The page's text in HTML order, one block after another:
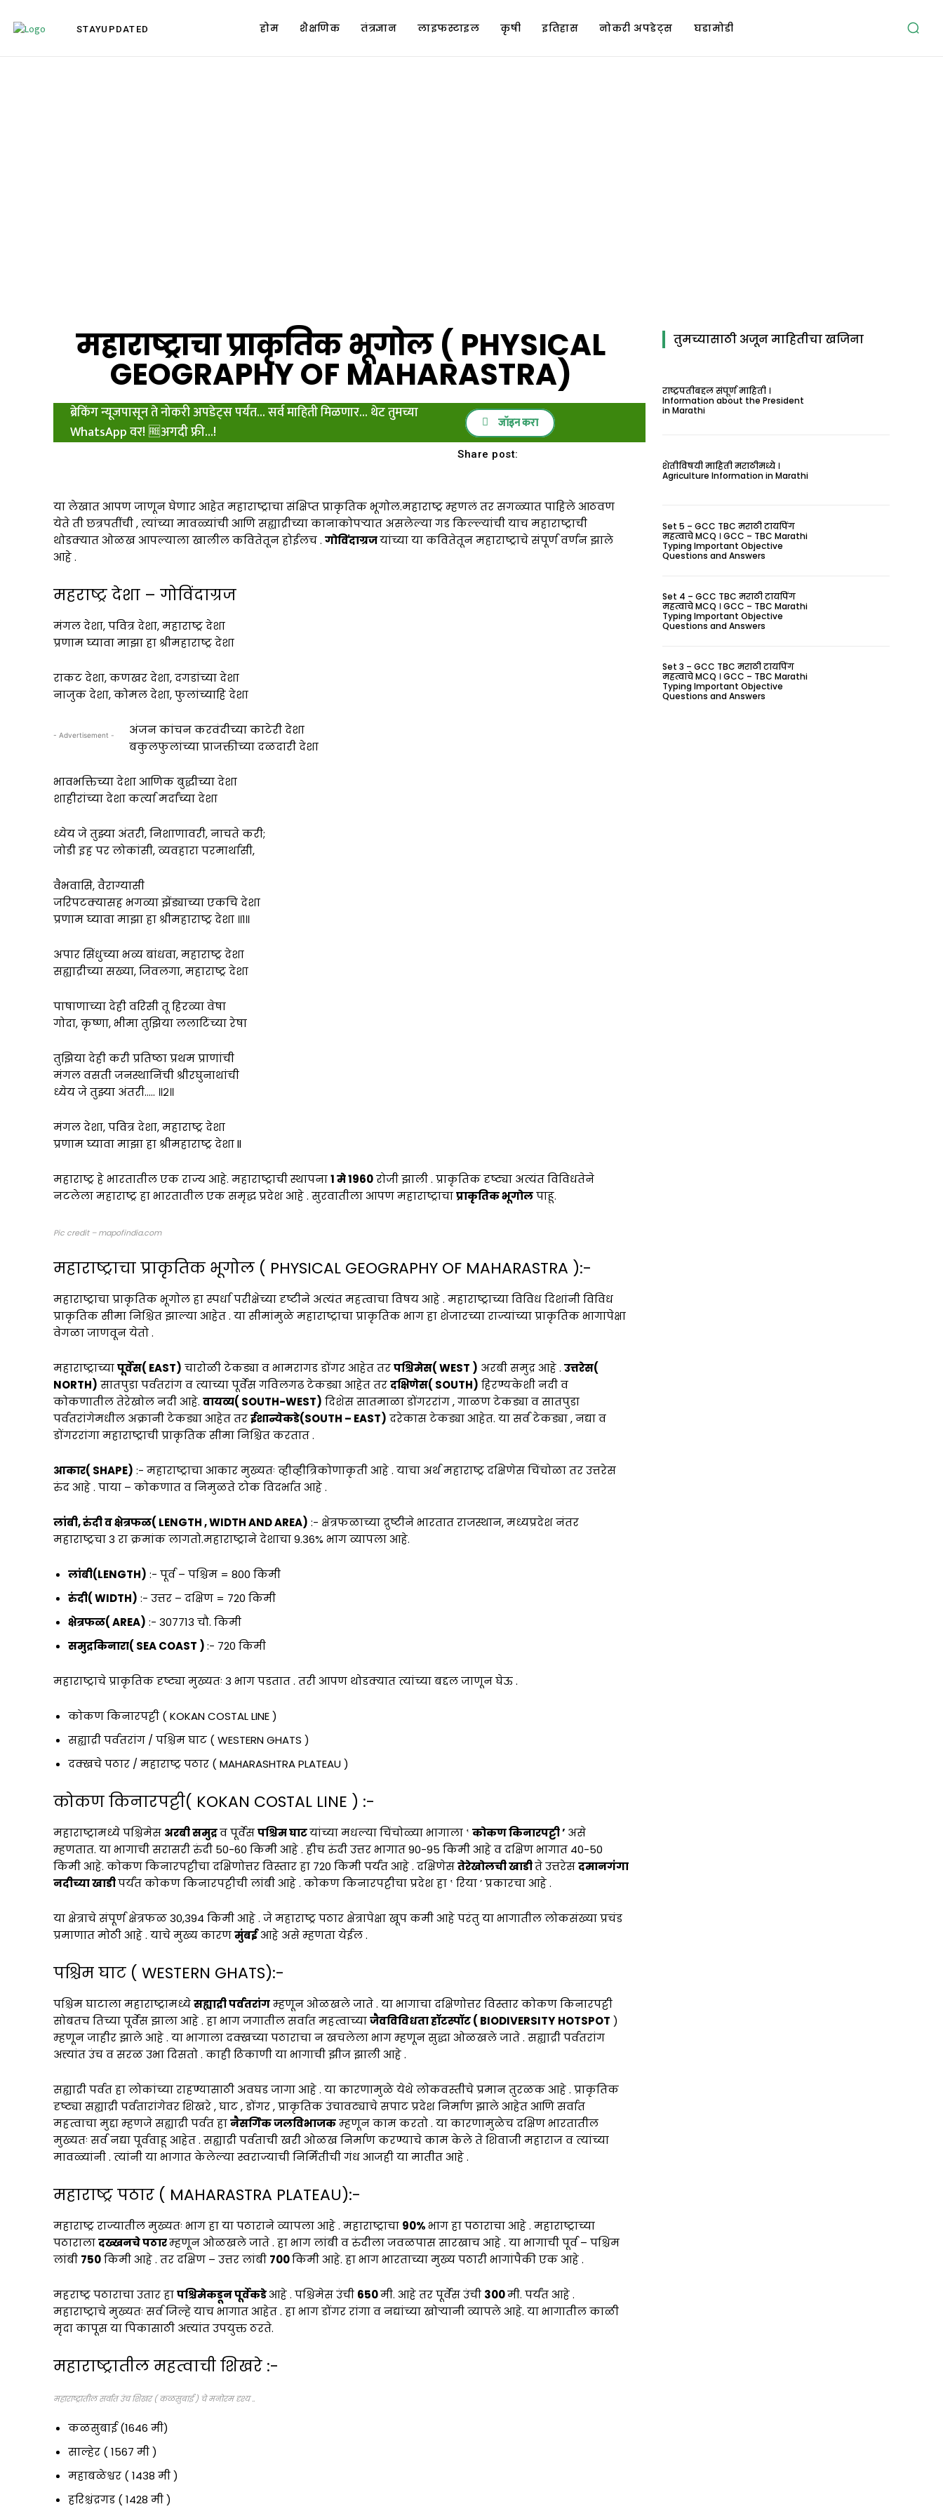
STAYUPDATED होम शैक्षणिक तंत्रज्ञान लाइफस्टाइल कृषी इतिहास नोकरी अपडेट्स घडामोडी
महाराष्ट्राचा प्राकृतिक भूगोल ( PHYSICAL
GEOGRAPHY OF MAHARASTRA)
ब्रेकिंग न्यूजपासून ते नोकरी अपडेट्स पर्यंत... सर्व माहिती मिळणार... थेट तुमच्या
WhatsApp वर! 🆓अगदी फ्री...!
जॉइन करा
Share post:
या लेखात आपण जाणून घेणार आहेत महाराष्ट्राचा संक्षिप्त प्राकृतिक भूगोल.महाराष्ट्र म्हणलं तर सगळ्यात पाहिले आठवण
येते ती छत्रपतींची , त्यांच्या मावळ्यांची आणि सह्याद्रीच्या कानाकोपऱ्यात असलेल्या गड किल्ल्यांची याच महाराष्ट्राची
थोडक्यात ओळख आपल्याला खालील कवितेतून होईलच . गोविंदाग्रजयांच्या या कवितेतून महाराष्ट्राचे संपूर्ण वर्णन झाले
आहे .
महराष्ट्र देशा – गोविंदाग्रज
मंगल देशा, पवित्र देशा, महाराष्ट्र देशा
प्रणाम घ्यावा माझा हा श्रीमहाराष्ट्र देशा
राकट देशा, कणखर देशा, दगडांच्या देशा
नाजुक देशा, कोमल देशा, फुलांच्याहि देशा
- Advertisement -
अंजन कांचन करवंदीच्या काटेरी देशा
बकुलफुलांच्या प्राजक्तीच्या दळदारी देशा
भावभक्तिच्या देशा आणिक बुद्धीच्या देशा
शाहीरांच्या देशा कर्त्या मर्दांच्या देशा
ध्येय जे तुझ्या अंतरी, निशाणावरी, नाचते करी;
जोडी इह पर लोकांसी, व्यवहारा परमार्थासी,
वैभवासि, वैराग्यासी
जरिपटक्यासह भगव्या झेंड्याच्या एकचि देशा
प्रणाम घ्यावा माझा हा श्रीमहाराष्ट्र देशा ॥१॥
अपार सिंधुच्या भव्य बांधवा, महाराष्ट्र देशा
सह्याद्रीच्या सख्या, जिवलगा, महाराष्ट्र देशा
पाषाणाच्या देही वरिसी तू हिरव्या वेषा
गोदा, कृष्णा, भीमा तुझिया ललाटिंच्या रेषा
तुझिया देही करी प्रतिष्ठा प्रथम प्राणांची
मंगल वसती जनस्थानिंची श्रीरघुनाथांची
ध्येय जे तुझ्या अंतरी….. ॥२॥
मंगल देशा, पवित्र देशा, महाराष्ट्र देशा
प्रणाम घ्यावा माझा हा श्रीमहाराष्ट्र देशा ll
महाराष्ट्र हे भारतातील एक राज्य आहे. महाराष्ट्राची स्थापना1 मे 1960रोजी झाली . प्राकृतिक दृष्ट्या अत्यंत विविधतेने
नटलेला महाराष्ट्र हा भारतातील एक समृद्ध प्रदेश आहे . सुरवातीला आपण महाराष्ट्राचाप्राकृतिक भूगोलपाहू.
Pic credit – mapofindia.com
महाराष्ट्राचा प्राकृतिक भूगोल ( PHYSICAL GEOGRAPHY OF MAHARASTRA ):-
महाराष्ट्राचा प्राकृतिक भूगोल हा स्पर्धा परीक्षेच्या दृष्टीने अत्यंत महत्वाचा विषय आहे . महाराष्ट्राच्या विविध दिशांनी विविध
प्राकृतिक सीमा निश्चित झाल्या आहेत . या सीमांमुळे महाराष्ट्राचा प्राकृतिक भाग हा शेजारच्या राज्यांच्या प्राकृतिक भागापेक्षा
वेगळा जाणवून येतो .
महाराष्ट्राच्यापूर्वेस( EAST) चारोळी टेकड्या व भामरागड डोंगर आहेत तरपश्चिमेस( WEST ) अरबी समुद्र आहे . उत्तरेस(
NORTH) सातपुडा पर्वतरांग व त्याच्या पूर्वेस गविलगढ टेकड्या आहेत तरदक्षिणेस( SOUTH) हिरण्यकेशी नदी व
कोकणातील तेरेखोल नदी आहे. वायव्य( SOUTH-WEST) दिशेस सातमाळा डोंगररांग , गाळण टेकड्या व सातपुडा
पर्वतरांगेमधील अक्रानी टेकड्या आहेत तरईशान्येकडे(SOUTH – EAST) दरेकास टेकड्या आहेत. या सर्व टेकड्या , नद्या व
डोंगररांगा महाराष्ट्राची प्राकृतिक सीमा निश्चित करतात .
आकार( SHAPE) :- महाराष्ट्राचा आकार मुख्यतः व्हीव्हीत्रिकोणाकृती आहे . याचा अर्थ महाराष्ट्र दक्षिणेस चिंचोळा तर उत्तरेस
रुंद आहे . पाया – कोकणात व निमुळते टोक विदर्भात आहे .
लांबी, रुंदी व क्षेत्रफळ( LENGTH , WIDTH AND AREA) :- क्षेत्रफळाच्या द्रुष्टीने भारतात राजस्थान, मध्यप्रदेश नंतर
महाराष्ट्रचा 3 रा क्रमांक लागतो.महाराष्ट्राने देशाचा 9.36% भाग व्यापला आहे.
लांबी(LENGTH) :- पूर्व – पश्चिम = 800 किमी
रुंदी( WIDTH) :- उत्तर – दक्षिण = 720 किमी
क्षेत्रफळ( AREA) :- 307713 चौ. किमी
समुद्रकिनारा( SEA COAST ):- 720 किमी
महाराष्ट्राचे प्राकृतिक दृष्ट्या मुख्यतः 3 भाग पडतात . तरी आपण थोडक्यात त्यांच्या बद्दल जाणून घेऊ .
कोकण किनारपट्टी ( KOKAN COSTAL LINE )
सह्याद्री पर्वतरांग / पश्चिम घाट ( WESTERN GHATS )
दक्खचे पठार / महाराष्ट्र पठार ( MAHARASHTRA PLATEAU )
कोकण किनारपट्टी( KOKAN COSTAL LINE ) :-
महाराष्ट्रामध्ये पश्चिमेस अरबी समुद्रव पूर्वेसपश्चिम घाटयांच्या मधल्या चिंचोळ्या भागाला ‛ कोकण किनारपट्टी ’ असे
म्हणतात. या भागाची सरासरी रुंदी 50-60 किमी आहे . हीच रुंदी उत्तर भागात 90-95 किमी आहे व दक्षिण भागात 40-50
किमी आहे. कोकण किनारपट्टीचा दक्षिणोत्तर विस्तार हा 720 किमी पर्यंत आहे . दक्षिणेसतेरेखोलची खाडीते उत्तरेसदमानगंगा
नदीच्या खाडीपर्यंत कोकण किनारपट्टीची लांबी आहे . कोकण किनारपट्टीचा प्रदेश हा ‛ रिया ’ प्रकारचा आहे .
या क्षेत्राचे संपूर्ण क्षेत्रफळ 30,394 किमी आहे . जे महाराष्ट्र पठार क्षेत्रापेक्षा खूप कमी आहे परंतु या भागातील लोकसंख्या प्रचंड
प्रमाणात मोठी आहे . याचे मुख्य कारणमुंबईआहे असे म्हणता येईल .
पश्चिम घाट ( WESTERN GHATS):-
पश्चिम घाटाला महाराष्ट्रामध्येसह्याद्री पर्वतरांगम्हणून ओळखले जाते . या भागाचा दक्षिणोत्तर विस्तार कोकण किनारपट्टी
सोबतच तिच्या पूर्वेस झाला आहे . हा भाग जगातील सर्वात महत्वाच्याजैवविविधता हॉटस्पॉट ( BIODIVERSITY HOTSPOT )
म्हणून जाहीर झाले आहे . या भागाला दक्खच्या पठाराचा न खचलेला भाग म्हणून सुद्धा ओळखले जाते . सह्याद्री पर्वतरांग
अत्त्यांत उंच व सरळ उभा दिसतो . काही ठिकाणी या भागाची झीज झाली आहे .
सह्याद्री पर्वत हा लोकांच्या राहण्यासाठी अवघड जागा आहे . या कारणामुळे येथे लोकवस्तीचे प्रमान तुरळक आहे . प्राकृतिक
दृष्ट्या सह्याद्री पर्वतारांगेवर शिखरे , घाट , डोंगर , प्राकृतिक उंचावट्याचे सपाट प्रदेश निर्माण झाले आहेत आणि सर्वात
महत्वाचा मुद्दा म्हणजे सह्याद्री पर्वत हानैसर्गिक जलविभाजकम्हणून काम करतो . या कारणामुळेच दक्षिण भारतातील
मुख्यतः सर्व नद्या पूर्ववाहू आहेत . सह्याद्री पर्वताची खरी ओळख निर्माण करण्याचे काम केले ते शिवाजी महाराज व त्यांच्या
मावळ्यांनी . त्यांनी या भागात केलेल्या स्वराज्याची निर्मितीची गंध आजही या मातीत आहे .
महाराष्ट्र पठार ( MAHARASTRA PLATEAU):-
महाराष्ट्र राज्यातील मुख्यतः भाग हा या पठाराने व्यापला आहे . महाराष्ट्राचा 90%भाग हा पठाराचा आहे . महाराष्ट्राच्या
पठारालादख्खनचे पठारम्हणून ओळखले जाते . हा भाग लांबी व रुंदीला जवळपास सारखाच आहे . या भागाची पूर्व – पश्चिम
लांबी 750किमी आहे . तर दक्षिण – उत्तर लांबी 700किमी आहे. हा भाग भारताच्या मुख्य पठारी भागांपैकी एक आहे .
महराष्ट्र पठाराचा उतार हापश्चिमेकडून पूर्वेकडेआहे . पश्चिमेस उंची 650मी. आहे तर पूर्वेस उंची 300मी. पर्यंत आहे .
महाराष्ट्राचे मुख्यतः सर्व जिल्हे याच भागात आहेत . हा भाग डोंगर रांगा व नद्यांच्या खोऱ्यानी व्यापले आहे. या भागातील काळी
मृदा कापूस या पिकासाठी अत्त्यांत उपयुक्त ठरते.
महाराष्ट्रातील महत्वाची शिखरे :-
महाराष्ट्रातील सर्वात उंच शिखर ( कळसुबाई ) चे मनोरम दृश्य ..
कळसुबाई (1646 मी)
साल्हेर ( 1567 मी )
महाबळेश्वर ( 1438 मी )
हरिश्चंद्रगड ( 1428 मी )
तुमच्यासाठी अजून माहितीचा खजिना
All
Marathi Typing
Marathi Vyakaran Practice Tests
राष्ट्रपतीबद्दल संपूर्ण माहिती ।
Information about the President
in Marathi
शेतीविषयी माहिती मराठीमध्ये ।
Agriculture Information in Marathi
Set 5 – GCC TBC मराठी टायपिंग
महत्वाचे MCQ । GCC – TBC Marathi
Typing Important Objective
Questions and Answers
Set 4 – GCC TBC मराठी टायपिंग
महत्वाचे MCQ । GCC – TBC Marathi
Typing Important Objective
Questions and Answers
Set 3 – GCC TBC मराठी टायपिंग
महत्वाचे MCQ । GCC – TBC Marathi
Typing Important Objective
Questions and Answers